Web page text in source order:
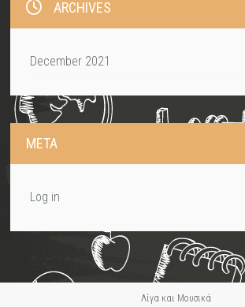
ARCHIVES
December 2021
META
Log in
Λίγα και Μουσικά